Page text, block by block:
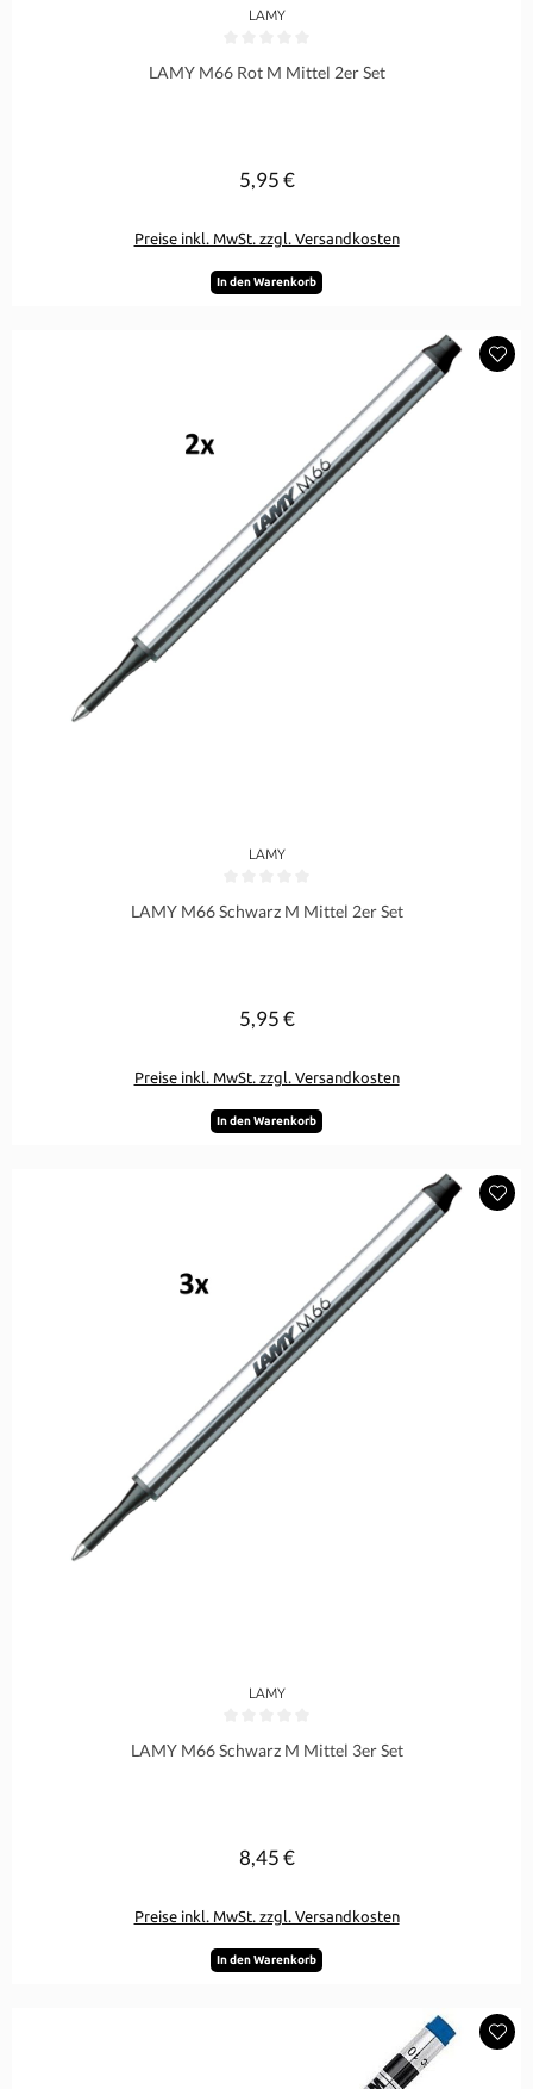
LAMY
LAMY M66 Rot M Mittel 2er Set
Regulärer Preis:
5,95 €
Preise inkl. MwSt. zzgl. Versandkosten
In den Warenkorb
LAMY
LAMY M66 Schwarz M Mittel 2er Set
Regulärer Preis:
5,95 €
Preise inkl. MwSt. zzgl. Versandkosten
In den Warenkorb
LAMY
LAMY M66 Schwarz M Mittel 3er Set
Regulärer Preis:
8,45 €
Preise inkl. MwSt. zzgl. Versandkosten
In den Warenkorb